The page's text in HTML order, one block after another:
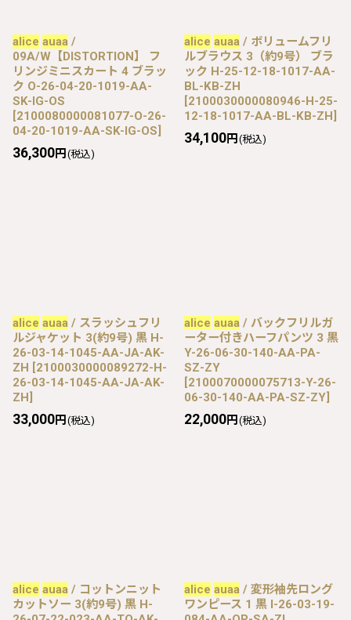
alice auaa /
09A/W【DISTORTION】 フ
リンジミニスカート 4 ブラッ
ク O-26-04-20-1019-AA-
SK-IG-OS
[2100080000081077-O-26-
04-20-1019-AA-SK-IG-OS]
36,300円 (税込)
alice auaa / ボリュームフリ
ルブラウス 3（約9号） ブラ
ック H-25-12-18-1017-AA-
BL-KB-ZH
[2100030000080946-H-25-
12-18-1017-AA-BL-KB-ZH]
34,100円 (税込)
alice auaa / スラッシュフリ
ルジャケット 3(約9号) 黒 H-
26-03-14-1045-AA-JA-AK-
ZH [2100030000089272-H-
26-03-14-1045-AA-JA-AK-
ZH]
33,000円 (税込)
alice auaa / バックフリルガ
ーター付きハーフパンツ 3 黒
Y-26-06-30-140-AA-PA-
SZ-ZY
[2100070000075713-Y-26-
06-30-140-AA-PA-SZ-ZY]
22,000円 (税込)
alice auaa / コットンニット
カットソー 3(約9号) 黒 H-
alice auaa / 変形袖先ロング
ワンピース 1 黒 I-26-03-19-